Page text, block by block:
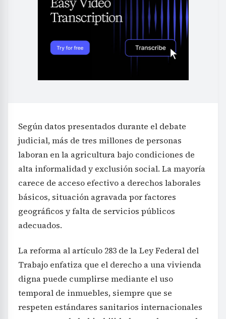
Según datos presentados durante el debate
judicial, más de tres millones de personas
laboran en la agricultura bajo condiciones de
alta informalidad y exclusión social. La mayoría
carece de acceso efectivo a derechos laborales
básicos, situación agravada por factores
geográficos y falta de servicios públicos
adecuados.
La reforma al artículo 283 de la Ley Federal del
Trabajo enfatiza que el derecho a una vivienda
digna puede cumplirse mediante el uso
temporal de inmuebles, siempre que se
respeten estándares sanitarios internacionales